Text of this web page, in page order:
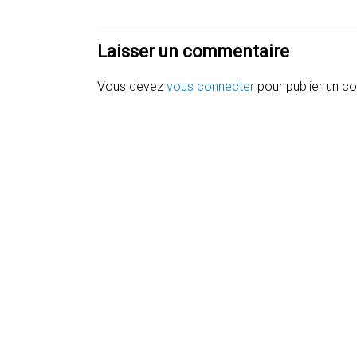
Laisser un commentaire
Vous devez vous connecter pour publier un